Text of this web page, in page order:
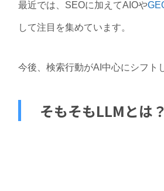
最近では、SEOに加えてAIOや
して注目を集めています。
今後、検索行動がAI中心にシフト
そもそもLLMとは？